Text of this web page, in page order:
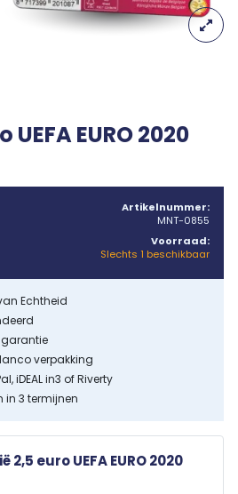
EURO 2020
Artikelnummer:
MNT-0855
Voorraad:
Slechts 1 beschikbaar
Echtheid
garantie
verpakking
iDEAL in3 of Riverty
in 3 termijnen
euro UEFA EURO 2020